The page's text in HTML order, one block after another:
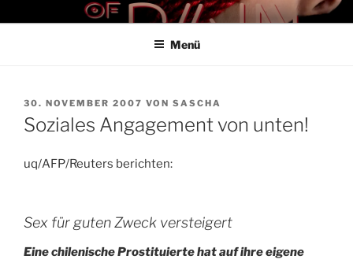
InhaltTHE ART OF PAIN
Der Blog für BDSM und Kinky Lifestyle
Menü
VERÖFFENTLICHT
AM
30. NOVEMBER 2007 VON SASCHA
Soziales Angagement von unten!
uq/AFP/Reuters berichten:
Sex für guten Zweck versteigert
Eine chilenische Prostituierte hat auf ihre eigene